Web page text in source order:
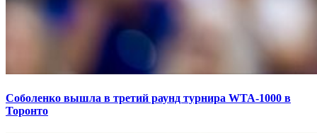
Соболенко вышла в третий раунд турнира WTA-1000 в
Торонто